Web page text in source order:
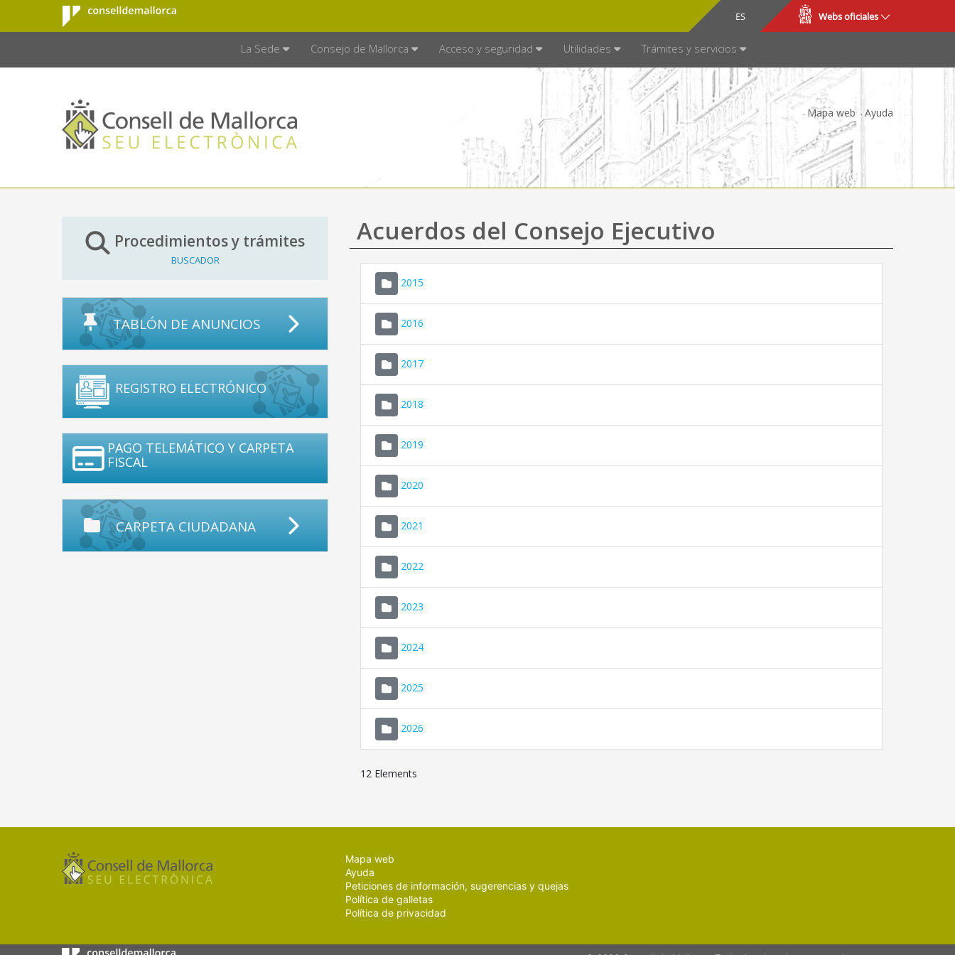
Saltar al contenido principal
Consell de
Mallorca
ES
CA Webs oficiales
La Sede Consejo de Mallorca Acceso y seguridad Utilidades Trámites y servicios
Mapa web Ayuda
Procedimientos y trámites
BUSCADOR
TABLÓN DE ANUNCIOS
REGISTRO ELECTRÓNICO
PAGO TELEMÁTICO Y CARPETA
FISCAL
CARPETA CIUDADANA
Acuerdos del Consejo Ejecutivo
2015
2016
2017
2018
2019
2020
2021
2022
2023
2024
2025
2026
12 Elements
Mapa web
Ayuda
Peticiones de información, sugerencias y quejas
Política de galletas
Política de privacidad